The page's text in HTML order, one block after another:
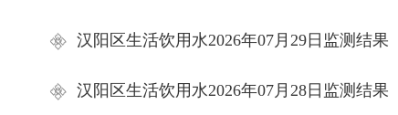
汉阳区生活饮用水2026年07月29日监测结果
汉阳区生活饮用水2026年07月28日监测结果